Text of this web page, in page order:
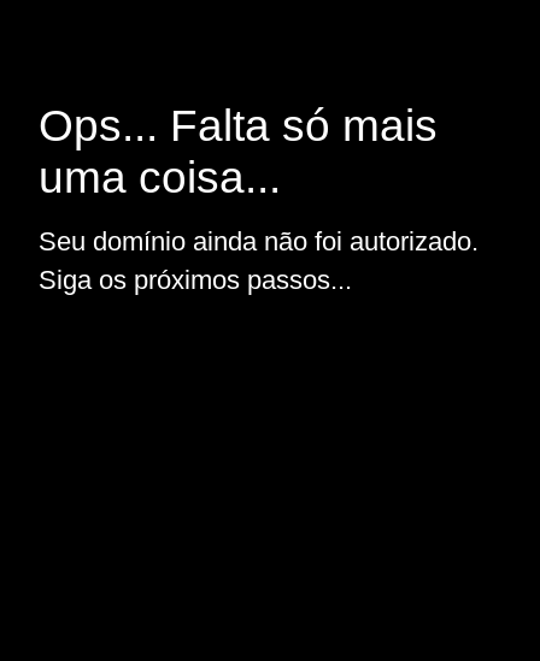
Ops... Falta só mais
uma coisa...
Seu domínio ainda não foi autorizado.
Siga os próximos passos...